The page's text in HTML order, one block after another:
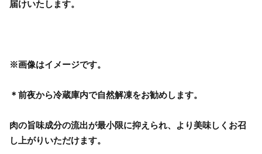
届けいたします。
※画像はイメージです。
＊前夜から冷蔵庫内で自然解凍をお勧めします。
肉の旨味成分の流出が最小限に抑えられ、より美味しくお召
し上がりいただけます。